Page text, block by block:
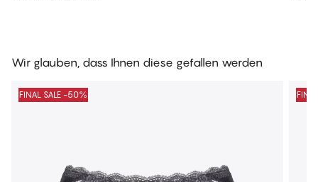
Wir glauben, dass Ihnen diese gefallen werden
FINAL SALE -50%